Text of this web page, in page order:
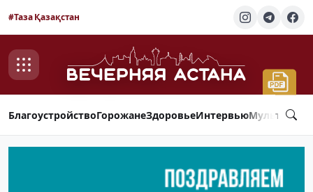
#Таза Қазақстан
БлагоустройствоГорожанеЗдоровьеИнтервью